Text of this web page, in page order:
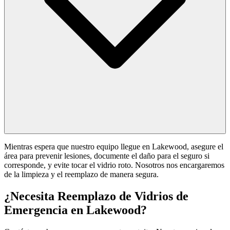
Mientras espera que nuestro equipo llegue en Lakewood, asegure el
área para prevenir lesiones, documente el daño para el seguro si
corresponde, y evite tocar el vidrio roto. Nosotros nos encargaremos
de la limpieza y el reemplazo de manera segura.
¿Necesita Reemplazo de Vidrios de
Emergencia en Lakewood?